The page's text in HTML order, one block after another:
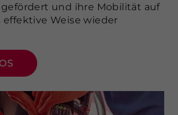
und ihre Mobilität auf
effektive Weise wieder